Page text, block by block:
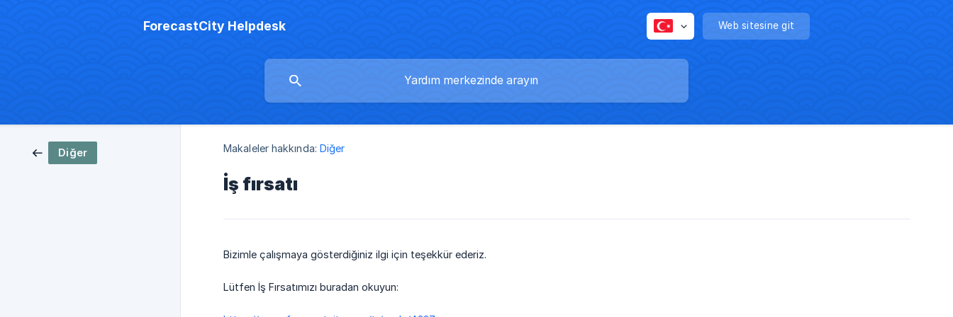
ForecastCity Helpdesk Web sitesine git
Diğer Makaleler hakkında: Diğer
İş fırsatı
Bizimle çalışmaya gösterdiğiniz ilgi için teşekkür ederiz.
Lütfen İş Fırsatımızı buradan okuyun: